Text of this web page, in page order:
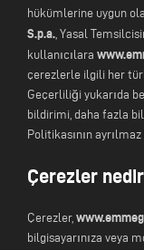
hükümlerine uygun
S.p.a., Yasal
kullanıcılara
çerezlerle ilgili her
Geçerliliği yukarıda
bildirimi, daha fazla
Politikasının ayrılmaz
Çerezler nedir
Çerezler,
bilgisayarınıza veya